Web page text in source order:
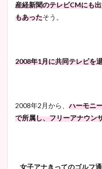
産経新聞のテレビCMにも
もあったそう。
2008年1月に共同テレビを
2008年2月から、ハーモニ
で所属し、フリーアナウン
女子アナきってのゴルフ通